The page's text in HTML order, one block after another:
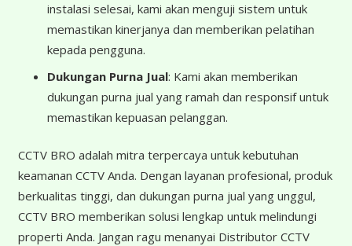
instalasi selesai, kami akan menguji sistem untuk
memastikan kinerjanya dan memberikan pelatihan
kepada pengguna.
Dukungan Purna Jual: Kami akan memberikan
dukungan purna jual yang ramah dan responsif untuk
memastikan kepuasan pelanggan.
CCTV BRO adalah mitra terpercaya untuk kebutuhan
keamanan CCTV Anda. Dengan layanan profesional, produk
berkualitas tinggi, dan dukungan purna jual yang unggul,
CCTV BRO memberikan solusi lengkap untuk melindungi
properti Anda. Jangan ragu menanyai Distributor CCTV